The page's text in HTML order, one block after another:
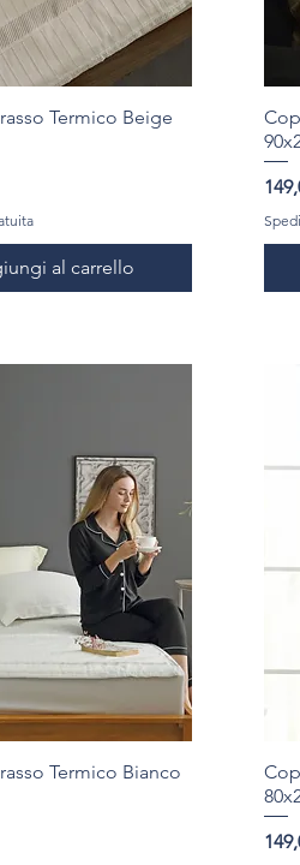
Termico Beige
al carrello
Termico Bianco